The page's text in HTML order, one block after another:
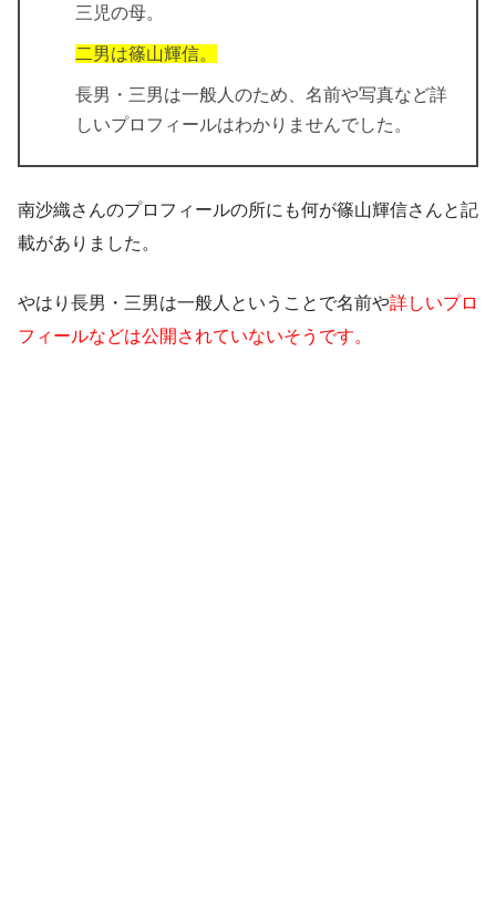
三児の母。
二男は篠山輝信。
長男・三男は一般人のため、名前や写真など詳
しいプロフィールはわかりませんでした。
南沙織さんのプロフィールの所にも何が篠山輝信さんと記
載がありました。
やはり長男・三男は一般人ということで名前や詳しいプロ
フィールなどは公開されていないそうです。